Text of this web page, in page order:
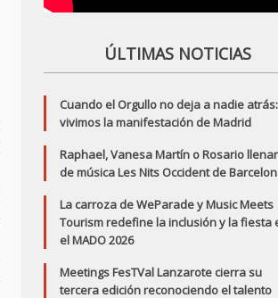
ÚLTIMAS NOTICIAS
Cuando el Orgullo no deja a nadie
vivimos la manifestación de Madrid
Raphael, Vanesa Martín o Rosario
de música Les Nits Occident de
La carroza de WeParade y Music Meets
Tourism redefine la inclusión y la fiesta
el MADO 2026
Meetings FesTVal Lanzarote cierra su
tercera edición reconociendo el talento